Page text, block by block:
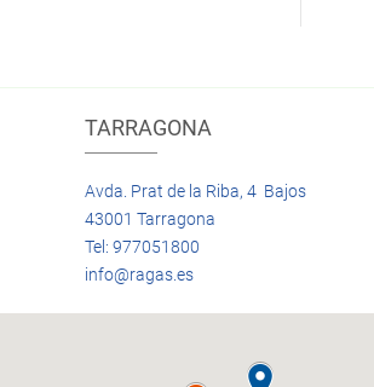
TARRAGONA
Avda. Prat de la Riba, 4 Bajos
43001 Tarragona
Tel: 977051800
info@ragas.es